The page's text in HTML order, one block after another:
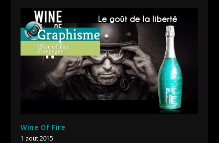
Wine Of Fire
1 août 2015